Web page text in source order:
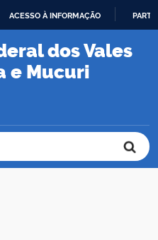
ACESSO À INFORMAÇÃO
dos Vales
e Mucuri